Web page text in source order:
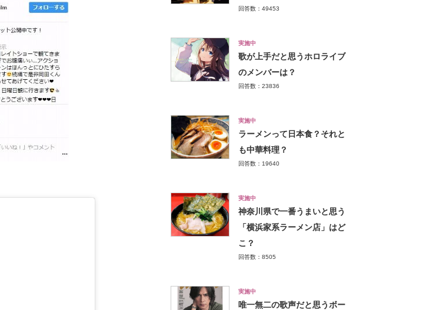
回答数：49453
実施中
歌が上手だと思うホロライブ
のメンバーは？
回答数：23836
実施中
ラーメンって日本食？それと
も中華料理？
回答数：19640
実施中
神奈川県で一番うまいと思う
「横浜家系ラーメン店」はど
こ？
回答数：8505
実施中
唯一無二の歌声だと思うボー